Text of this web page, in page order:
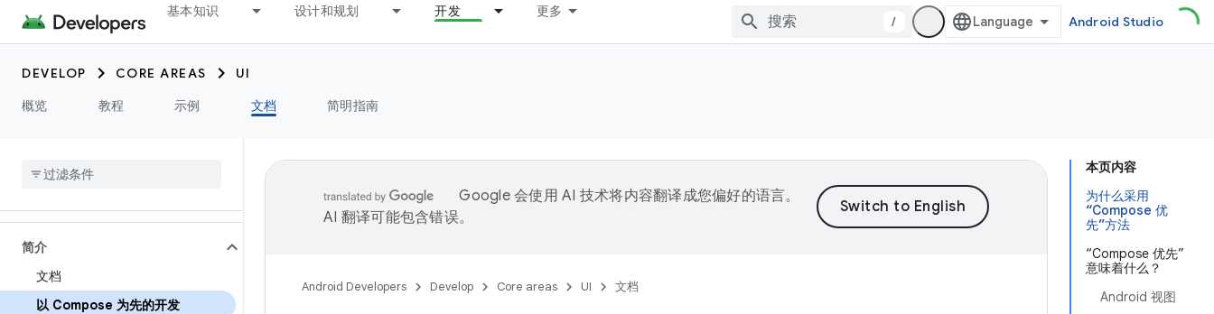
基本知识 设计和规划 开发 更多
/ Android Studio
DEVELOP CORE AREAS
UI
概览
教程 示例 文档 简明指南
简介
文档
以 Compose 为先的开发
本页内容
为什么采用
“Compose 优
先”方法
“Compose 优先”
意味着什么？
Android 视图
Google 会使用 AI 技术将内容翻译成您偏好的语言。
AI 翻译可能包含错误。
Android Developers Develop Core areas UI 文档